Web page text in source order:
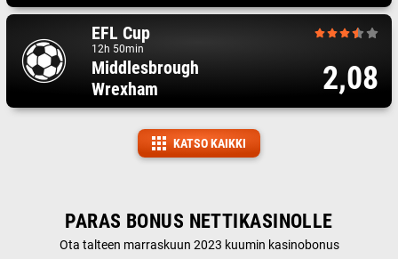
EFL Cup
12h 50min
Middlesbrough
Wrexham
2,08
KATSO KAIKKI
PARAS BONUS NETTIKASINOLLE
Ota talteen marraskuun 2023 kuumin kasinobonus